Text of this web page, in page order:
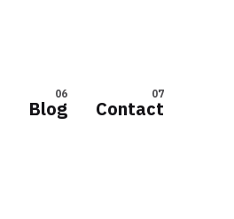
Blog Contact